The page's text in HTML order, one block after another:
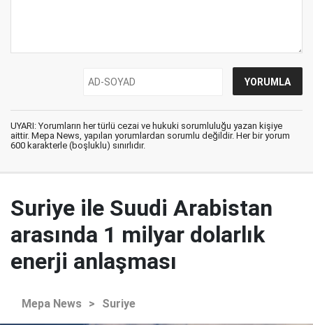
UYARI: Yorumların her türlü cezai ve hukuki sorumluluğu yazan kişiye
aittir. Mepa News, yapılan yorumlardan sorumlu değildir. Her bir yorum
600 karakterle (boşluklu) sınırlıdır.
Suriye ile Suudi Arabistan
arasında 1 milyar dolarlık
enerji anlaşması
Mepa News > Suriye